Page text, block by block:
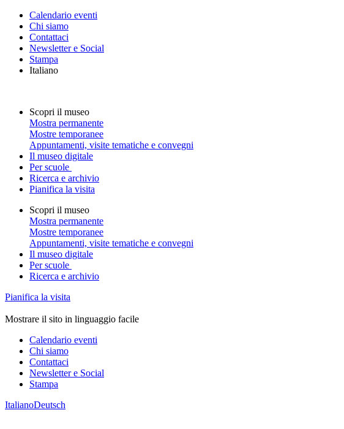
Calendario eventi
Chi siamo
Contattaci
Newsletter e Social
Stampa
Italiano
Scopri il museo
Mostra permanente
Mostre temporanee
Appuntamenti, visite tematiche e convegni
Il museo digitale
Per scuole
Ricerca e archivio
Pianifica la visita
Scopri il museo
Mostra permanente
Mostre temporanee
Appuntamenti, visite tematiche e convegni
Il museo digitale
Per scuole
Ricerca e archivio
Pianifica la visita
Mostrare il sito in linguaggio facile
Calendario eventi
Chi siamo
Contattaci
Newsletter e Social
Stampa
ItalianoDeutsch